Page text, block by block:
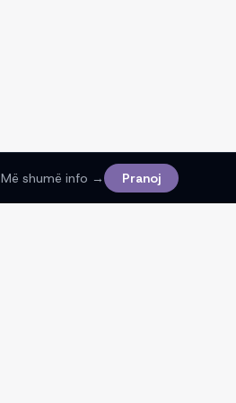
Më shumë info → Pranoj